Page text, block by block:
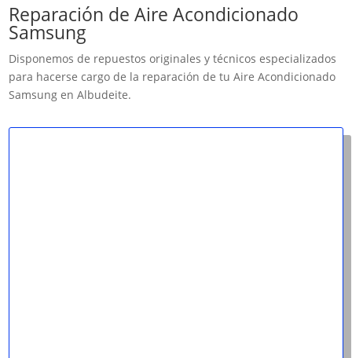
Reparación de Aire Acondicionado
Samsung
Disponemos de repuestos originales y técnicos especializados
para hacerse cargo de la reparación de tu Aire Acondicionado
Samsung en Albudeite.